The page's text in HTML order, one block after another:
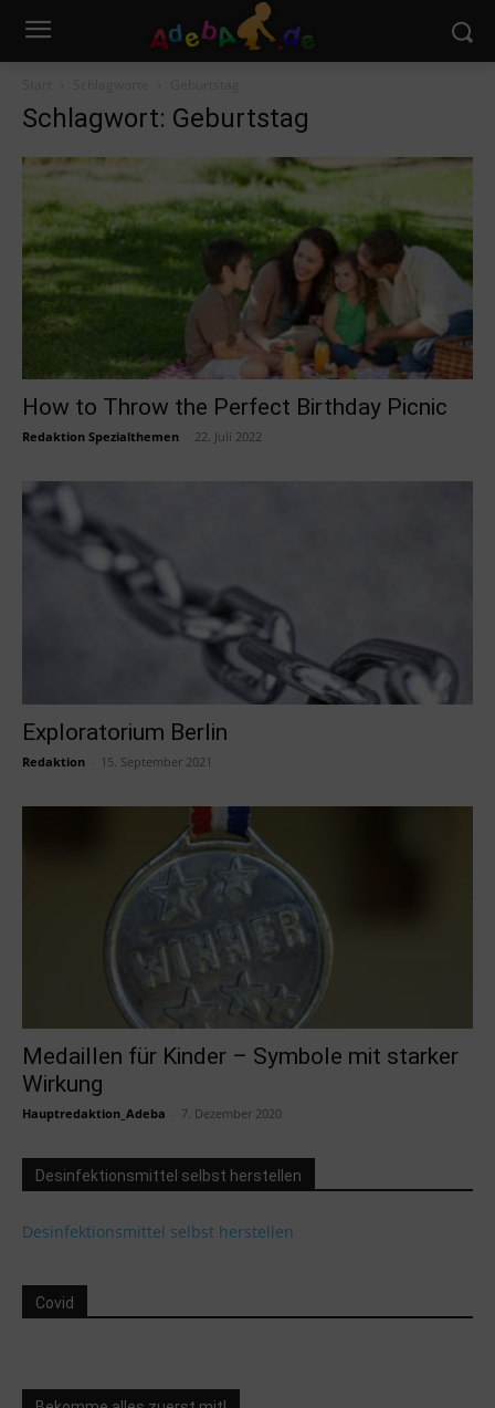
Schlagwort: Geburtstag
How to Throw the Perfect Birthday Picnic
Redaktion Spezialthemen 22. Juli 2022
Exploratorium Berlin
Redaktion 15. September 2021
Medaillen für Kinder – Symbole mit starker
Wirkung
Hauptredaktion_Adeba 7. Dezember 2020
Desinfektionsmittel selbst herstellen
Desinfektionsmittel selbst herstellen
Covid